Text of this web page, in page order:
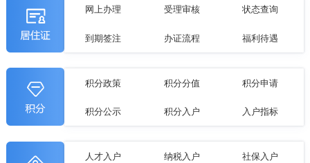
网上办理 受理审核 状态查询
到期签注 办证流程 福利待遇
积分政策 积分分值 积分申请
积分公示 积分入户 入户指标
人才入户 纳税入户 社保入户